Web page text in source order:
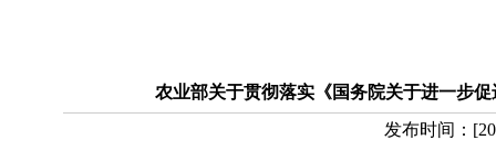
农业部关于贯彻落实《国务院关于进一步
发布时间： [